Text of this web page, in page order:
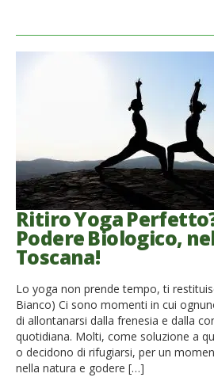
Ritiro Yoga
Podere Biologico,
Toscana!
Lo yoga non prende tempo, ti
Bianco) Ci sono momenti in cui
di allontanarsi dalla frenesia e dalla
quotidiana. Molti, come soluzione a
o decidono di rifugiarsi, per un
nella natura e godere […]